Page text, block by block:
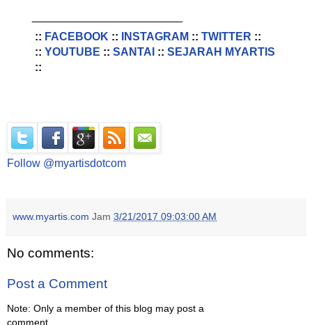
:: FACEBOOK :: INSTAGRAM :: TWITTER ::
:: YOUTUBE :: SANTAI :: SEJARAH MYARTIS
::
Follow @myartisdotcom
www.myartis.com Jam 3/21/2017 09:03:00 AM
No comments:
Post a Comment
Note: Only a member of this blog may post a
comment.